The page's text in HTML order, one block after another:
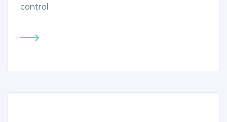
control